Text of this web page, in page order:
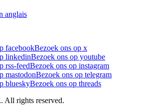
anglais
facebookBezoek ons op x
linkedinBezoek ons op youtube
rss-feedBezoek ons op instagram
mastodonBezoek ons op telegram
blueskyBezoek ons op threads
All rights reserved.